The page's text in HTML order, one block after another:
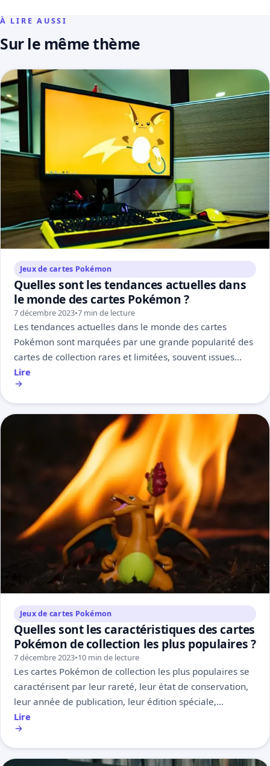
À LIRE AUSSI
Sur le même thème
Jeux de cartes Pokémon
Quelles sont les tendances actuelles dans
le monde des cartes Pokémon ?
7 décembre 2023•7 min de lecture
Les tendances actuelles dans le monde des cartes
Pokémon sont marquées par une grande popularité des
cartes de collection rares et limitées, souvent issues…
Lire
Jeux de cartes Pokémon
Quelles sont les caractéristiques des cartes
Pokémon de collection les plus populaires ?
7 décembre 2023•10 min de lecture
Les cartes Pokémon de collection les plus populaires se
caractérisent par leur rareté, leur état de conservation,
leur année de publication, leur édition spéciale,…
Lire